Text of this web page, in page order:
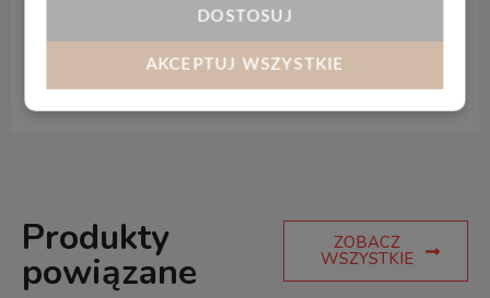
Produkty
powiązane
ZOBACZ
WSZYSTKIE
DOSTOSUJ
AKCEPTUJ WSZYSTKIE